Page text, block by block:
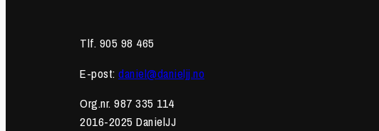
Tlf. 905 98 465
E-post: daniel@danieljj.no
Org.nr. 987 335 114
2016-2025 DanielJJ